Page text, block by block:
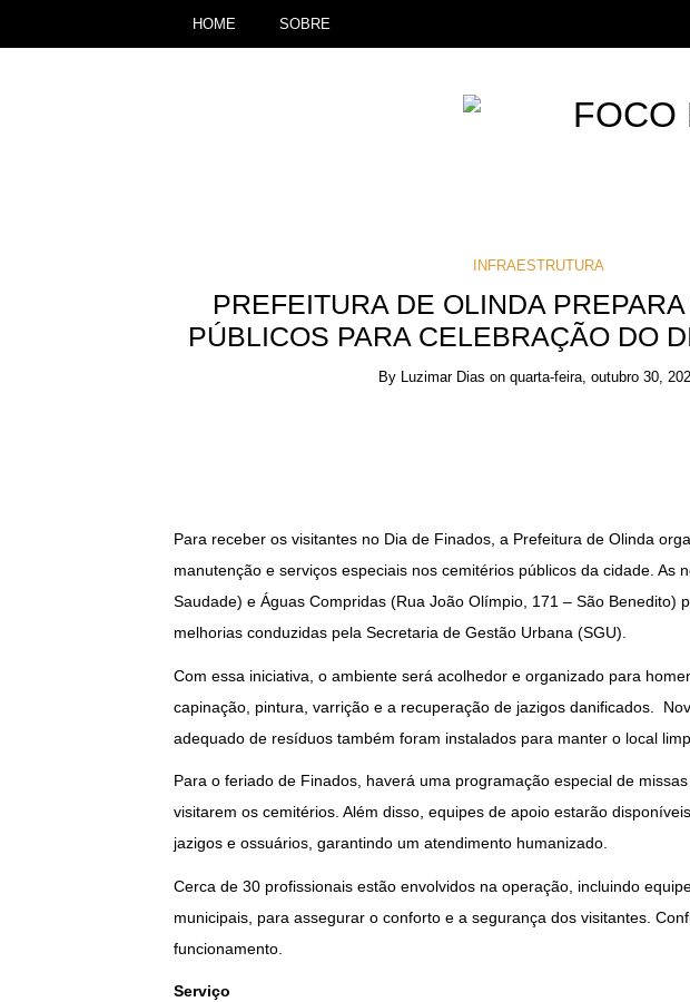
HOME SOBRE
INFRAESTRUTURA
PREFEITURA DE OLINDA
PÚBLICOS PARA CELEBRAÇÃO DO
By Luzimar Dias onquarta-feira, outubro 30,
Para receber os visitantes no Dia de Finados, a Prefeitura de Olinda
manutenção e serviços especiais nos cemitérios públicos da cidade. As
Saudade) e Águas Compridas (Rua João Olímpio, 171 – São Benedito)
melhorias conduzidas pela Secretaria de Gestão Urbana (SGU).
Com essa iniciativa, o ambiente será acolhedor e organizado para
capinação, pintura, varrição e a recuperação de jazigos danificados.
adequado de resíduos também foram instalados para manter o local
Para o feriado de Finados, haverá uma programação especial de
visitarem os cemitérios. Além disso, equipes de apoio estarão
jazigos e ossuários, garantindo um atendimento humanizado.
Cerca de 30 profissionais estão envolvidos na operação, incluindo
municipais, para assegurar o conforto e a segurança dos visitantes.
funcionamento.
Serviço